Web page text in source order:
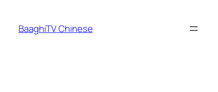
content
BaaghiTV Chinese